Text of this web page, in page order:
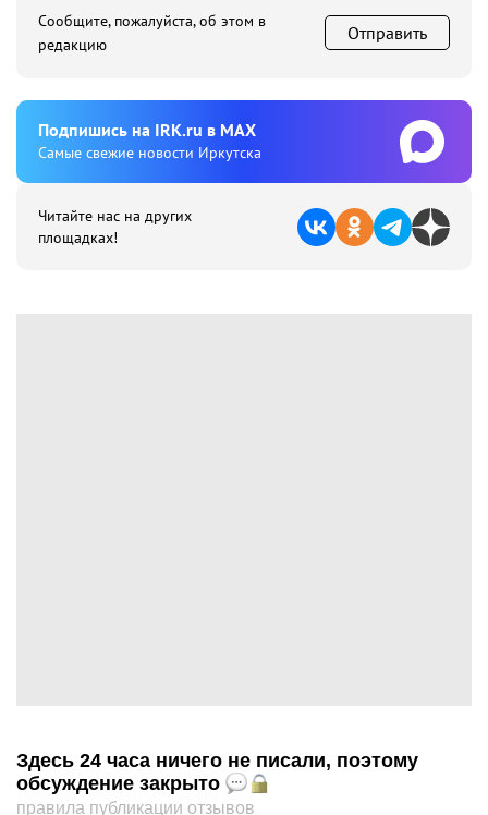
Сообщите, пожалуйста, об этом в
редакцию
Отправить
Подпишиcь на IRK.ru в MAX
Cамые свежие новости Иркутска
Читайте нас на других
площадках!
Здесь 24 часа ничего не писали, поэтому
обсуждение закрыто
правила публикации отзывов